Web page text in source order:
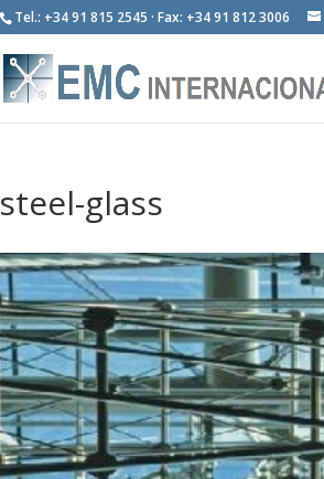
Tel.: +34 91 815 2545 · Fax: +34 91 812 3006
steel-glass